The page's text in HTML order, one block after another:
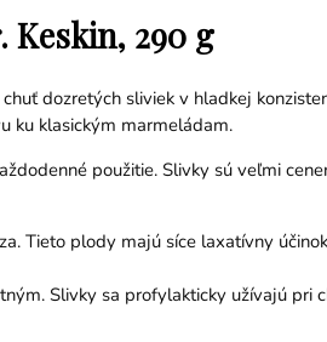
Keskin, 290 g
dozretých sliviek v hladkej
ku klasickým marmeládam.
použitie. Slivky sú veľmi
Tieto plody majú síce laxatívny
Slivky sa profylakticky užívajú pri